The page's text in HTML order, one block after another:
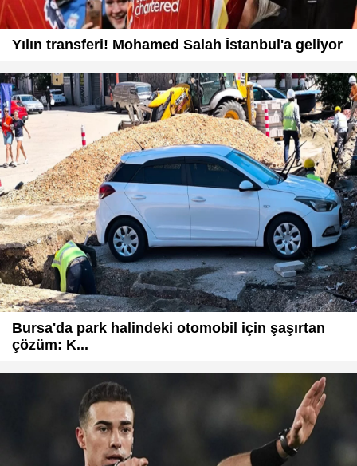
Yılın transferi! Mohamed Salah İstanbul'a geliyor
Bursa'da park halindeki otomobil için şaşırtan
çözüm: K...